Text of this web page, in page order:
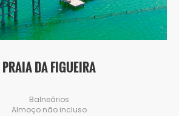
PRAIA DA FIGUEIRA
Balneários
Almoço não incluso